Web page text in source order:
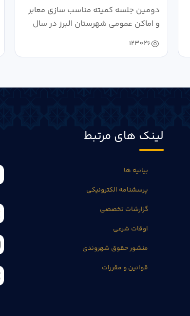
دومین جلسه کمیته مناسب سازی معابر
و اماکن عمومی شهرستان البرز در سال
۱۴۰۴ به...
123026
لینک های مرتبط
بیانیه ها
پرسشنامه الکترونیکی
گزارشات تخصصی
اوقات شرعی
منشور حقوق شهروندی
قوانین و مقررات